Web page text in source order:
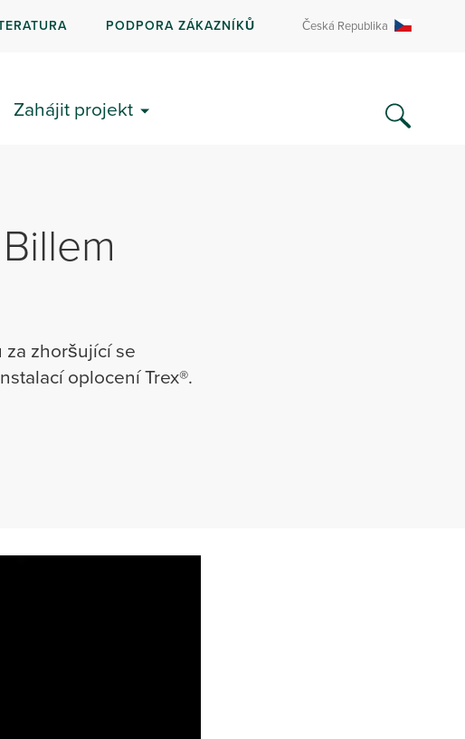
PODPORA ZÁKAZNÍKŮ Česká Republika
Zahájit projekt
zhoršující se
oplocení Trex®.